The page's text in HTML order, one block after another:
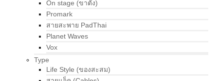
On stage (ขาตั้ง)
Promark
สายสะพาย PadThai
Planet Waves
Vox
Type
Life Style (ของสะสม)